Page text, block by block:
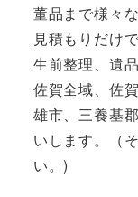
董品まで様々
見積もりだけ
生前整理、遺
佐賀全域、佐
雄市、三養基
いします。（
い。)